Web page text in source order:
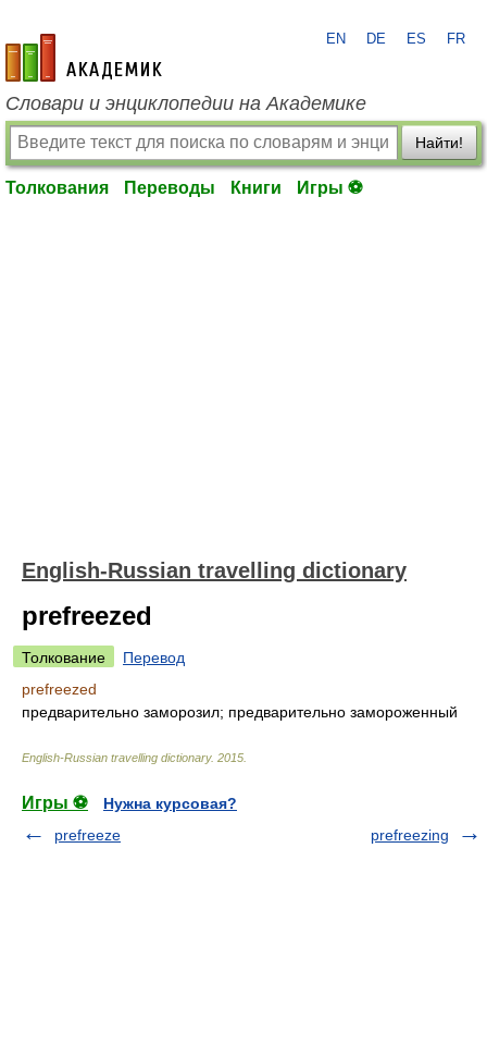
academic.ru
EN DE ES FR
Словари и энциклопедии на Академике
Найти!
Толкования Переводы Книги Игры ⚽
English-Russian travelling dictionary
prefreezed
Толкование
Перевод
prefreezed
предварительно заморозил; предварительно замороженный
English-Russian travelling dictionary. 2015
Игры ⚽
Нужна курсовая?
prefreeze
prefreezing